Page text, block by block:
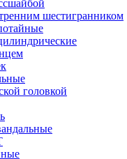
шестигранником
головкой